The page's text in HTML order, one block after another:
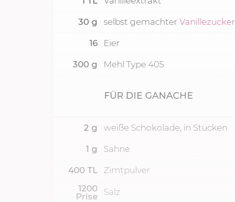
30 g selbst gemachter Vanillezucker
16 Eier
300 g Mehl Type 405
FÜR DIE GANACHE
2 g weiße Schokolade, in Stücken
1 g Sahne
400 TL
Zimtpulver
1200
Prise
Salz